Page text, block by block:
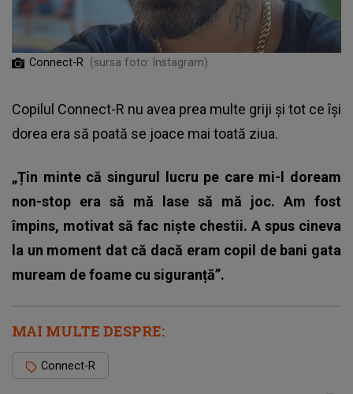
Connect-R (sursa foto: Instagram)
Copilul Connect-R nu avea prea multe griji și tot ce își
dorea era să poată se joace mai toată ziua.
„Țin minte că singurul lucru pe care mi-l doream
non-stop era să mă lase să mă joc. Am fost
împins, motivat să fac niște chestii. A spus cineva
la un moment dat că dacă eram copil de bani gata
muream de foame cu siguranță”.
MAI MULTE DESPRE:
Connect-R